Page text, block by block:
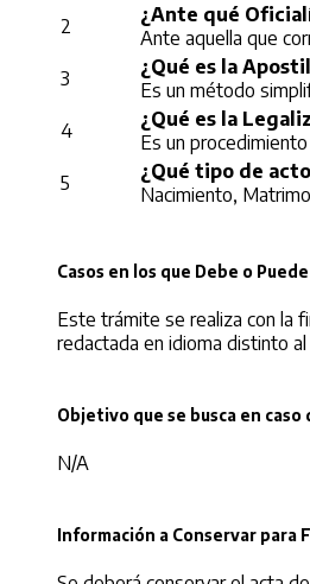
2
¿Ante qué
Ante aquella que
3
¿Qué es la
Es un método
4
¿Qué es la
Es un
5
¿Qué tipo de
Nacimiento,
Casos en los que Debe o
Este trámite se realiza con la
redactada en idioma distinto
Objetivo que se busca en
N/A
Información a Conservar para